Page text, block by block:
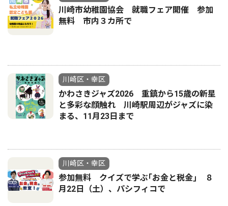
川崎市幼稚園協会 就職フェア開催 参加
無料 市内３カ所で
川崎区・幸区
かわさきジャズ2026 重鎮から15歳の新星
と多彩な顔触れ 川崎駅周辺がジャズに染
まる、11月23日まで
川崎区・幸区
参加無料 クイズで学ぶ｢お金と税金｣ ８
月22日（土）、パシフィコで